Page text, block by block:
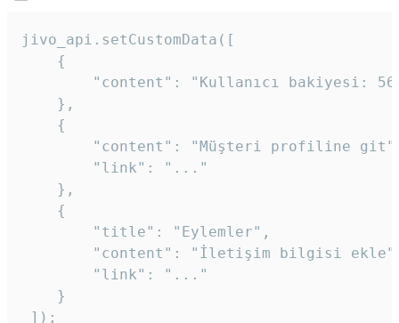
jivo_api.setCustomData([
    {
"content": "Kullanıcı bakiyesi:
    },
    {
"content": "Müşteri profiline
        "link": "..."
    },
    {
        "title": "Eylemler",
"content": "İletişim bilgisi
        "link": "..."
    }
]);